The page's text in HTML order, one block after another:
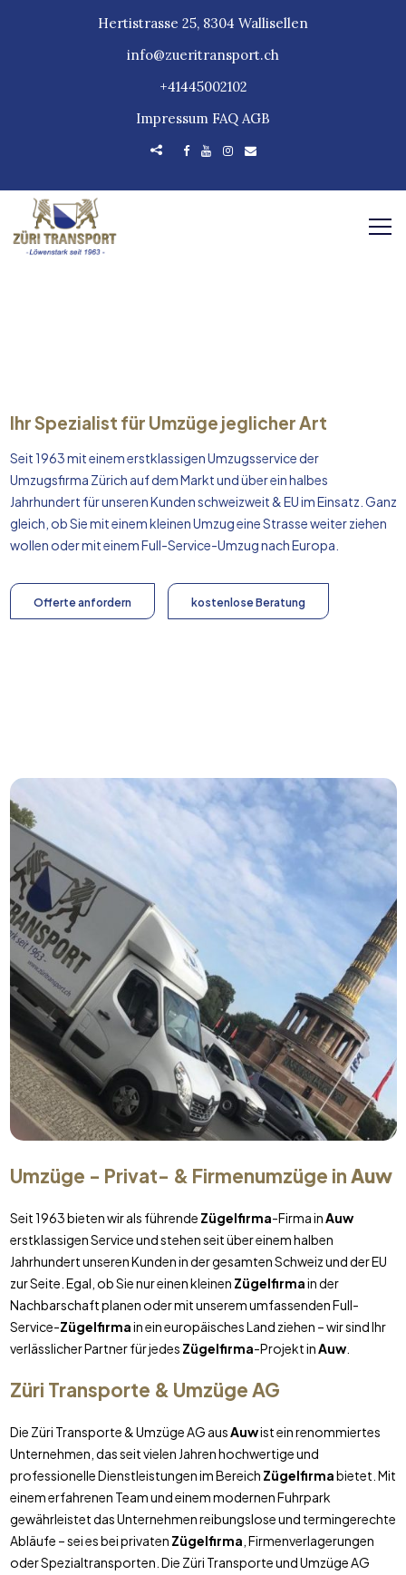
Hertistrasse 25, 8304 Wallisellen
info@zueritransport.ch
+41445002102
Impressum FAQ AGB
Ihr Spezialist für Umzüge jeglicher Art
Seit 1963 mit einem erstklassigen Umzugsservice der
Umzugsfirma Zürich auf dem Markt und über ein halbes
Jahrhundert für unseren Kunden schweizweit & EU im Einsatz. Ganz
gleich, ob Sie mit einem kleinen Umzug eine Strasse weiter ziehen
wollen oder mit einem Full-Service-Umzug nachEuropa
Offerte anfordern kostenlose Beratung
Umzüge - Privat- & Firmenumzüge inAuw
Seit 1963 bieten wir als führende Zügelfirma-Firma inAuw
erstklassigen Service und stehen seit über einem halben
Jahrhundert unseren Kunden in der gesamten Schweiz und der EU
zur Seite. Egal, ob Sie nur einen kleinen Zügelfirmain der
Nachbarschaft planen oder mit unserem umfassenden Full-
Service-Zügelfirmain ein europäisches Land ziehen – wir sind Ihr
verlässlicher Partner für jedes Zügelfirma-Projekt inAuw.
Züri Transporte & Umzüge AG
Die Züri Transporte & Umzüge AG ausAuwist ein renommiertes
Unternehmen, das seit vielen Jahren hochwertige und
professionelle Dienstleistungen im Bereich Zügelfirmabietet. Mit
einem erfahrenen Team und einem modernen Fuhrpark
gewährleistet das Unternehmen reibungslose und termingerechte
Abläufe – sei es bei privaten Zügelfirma , Firmenverlagerungen
oder Spezialtransporten. Die Züri Transporte und Umzüge AG